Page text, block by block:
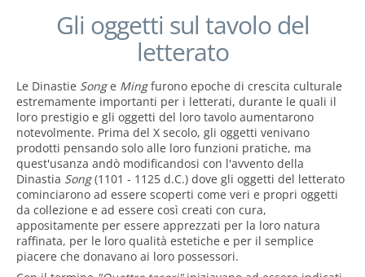
Gli oggetti sul tavolo del
letterato
Le Dinastie Songe Mingfurono epoche di crescita culturale
estremamente importanti per i letterati, durante le quali il
loro prestigio e gli oggetti del loro tavolo aumentarono
notevolmente. Prima del X secolo, gli oggetti venivano
prodotti pensando solo alle loro funzioni pratiche, ma
quest'usanza andò modificandosi con l'avvento della
Dinastia Song(1101 - 1125 d.C.) dove gli oggetti del letterato
cominciarono ad essere scoperti come veri e propri oggetti
da collezione e ad essere così creati con cura,
appositamente per essere apprezzati per la loro natura
raffinata, per le loro qualità estetiche e per il semplice
piacere che donavano ai loro possessori.